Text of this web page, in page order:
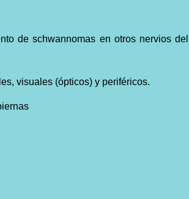
de schwannomas en otros nervios del
visuales (ópticos) y periféricos.